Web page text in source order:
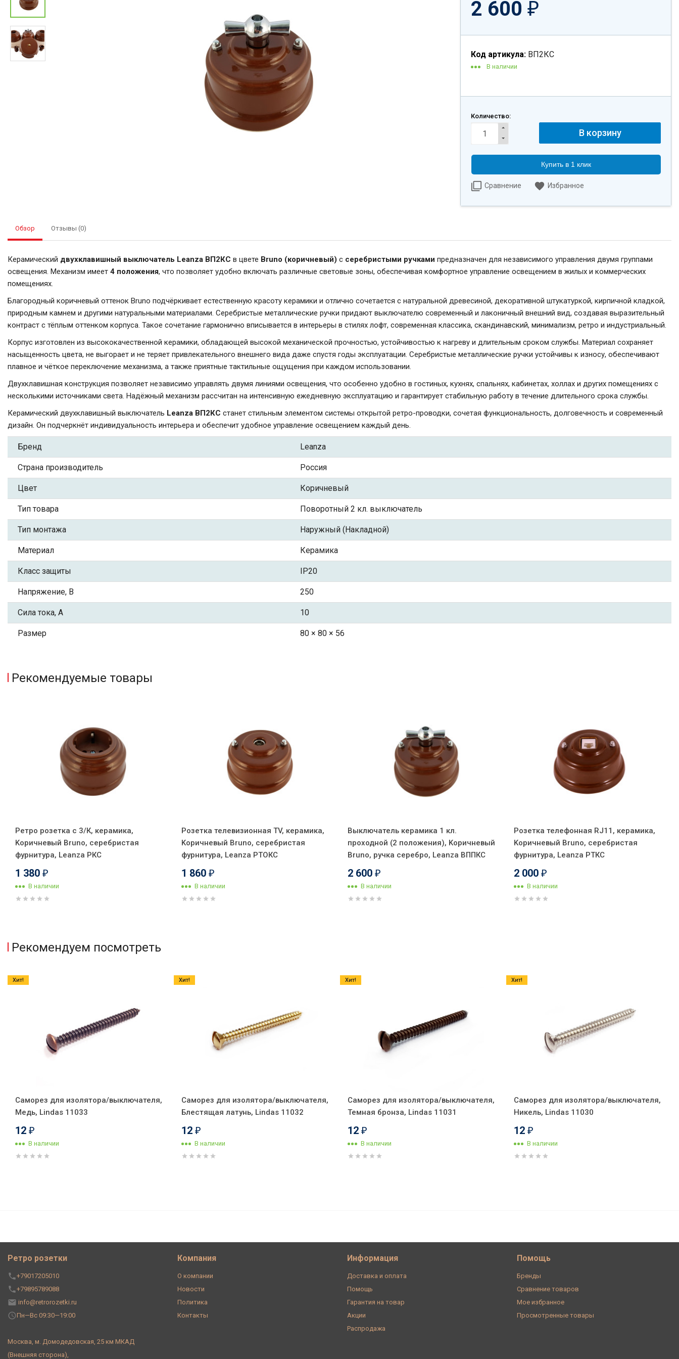
2 600 ₽
Код артикула: ВП2КС
В наличии
Количество:
Купить в 1 клик
Сравнение Избранное
Обзор Отзывы (0)
Керамический двухклавишный выключатель Leanza ВП2КС в цвете Bruno (коричневый) с серебристыми ручками предназначен для независимого управления двумя группами
освещения. Механизм имеет 4 положения, что позволяет удобно включать различные световые зоны, обеспечивая комфортное управление освещением в жилых и коммерческих
помещениях.
Благородный коричневый оттенок Bruno подчёркивает естественную красоту керамики и отлично сочетается с натуральной древесиной, декоративной штукатуркой, кирпичной кладкой,
природным камнем и другими натуральными материалами. Серебристые металлические ручки придают выключателю современный и лаконичный внешний вид, создавая выразительный
контраст с тёплым оттенком корпуса. Такое сочетание гармонично вписывается в интерьеры в стилях лофт, современная классика, скандинавский, минимализм, ретро и индустриальный.
Корпус изготовлен из высококачественной керамики, обладающей высокой механической прочностью, устойчивостью к нагреву и длительным сроком службы. Материал сохраняет
насыщенность цвета, не выгорает и не теряет привлекательного внешнего вида даже спустя годы эксплуатации. Серебристые металлические ручки устойчивы к износу, обеспечивают
плавное и чёткое переключение механизма, а также приятные тактильные ощущения при каждом использовании.
Двухклавишная конструкция позволяет независимо управлять двумя линиями освещения, что особенно удобно в гостиных, кухнях, спальнях, кабинетах, холлах и других помещениях с
несколькими источниками света. Надёжный механизм рассчитан на интенсивную ежедневную эксплуатацию и гарантирует стабильную работу в течение длительного срока службы.
Керамический двухклавишный выключатель Leanza ВП2КС станет стильным элементом системы открытой ретро-проводки, сочетая функциональность, долговечность и современный
дизайн. Он подчеркнёт индивидуальность интерьера и обеспечит удобное управление освещением каждый день.
Бренд Leanza
Страна производитель Россия
Цвет Коричневый
Тип товара Поворотный 2 кл. выключатель
Тип монтажа Наружный (Накладной)
Материал Керамика
Класс защиты IP20
Напряжение, В 250
Сила тока, А 10
Размер 80 × 80 × 56
Рекомендуемые товары
Ретро розетка с 3/К, керамика,
Kоричневый Bruno, серебристая
фурнитура, Leanza РКС
1 380 ₽
В наличии
Розетка телевизионная TV, керамика,
Kоричневый Bruno, серебристая
фурнитура, Leanza РТОКС
1 860 ₽
В наличии
Выключатель керамика 1 кл.
проходной (2 положения), Kоричневый
Bruno, ручка серебро, Leanza ВППКС
2 600 ₽
В наличии
Розетка телефонная RJ11, керамика,
Kоричневый Bruno, серебристая
фурнитура, Leanza РТКС
2 000 ₽
В наличии
Рекомендуем посмотреть
Саморез для изолятора/выключателя,
Медь, Lindas 11033
12 ₽
В наличии
Хит!
Саморез для изолятора/выключателя,
Блестящая латунь, Lindas 11032
12 ₽
В наличии
Хит!
Саморез для изолятора/выключателя,
Темная бронза, Lindas 11031
12 ₽
В наличии
Хит!
Саморез для изолятора/выключателя,
Никель, Lindas 11030
12 ₽
В наличии
Хит!
Ретро розетки
+79017205010
+79895789088
info@retrorozetki.ru
Пн—Вс 09:30—19:00
Москва, м. Домодедовская, 25 км МКАД
(Внешняя сторона),
Компания
О компании
Новости
Политика
Контакты
Информация
Доставка и оплата
Помощь
Гарантия на товар
Акции
Распродажа
Помощь
Бренды
Сравнение товаров
Мое избранное
Просмотренные товары